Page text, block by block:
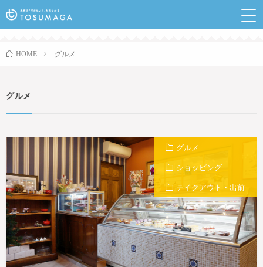
HOME グルメ
グルメ
グルメ
ショッピング
テイクアウト・出前